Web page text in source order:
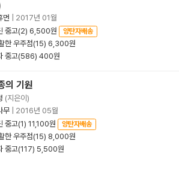
먼
2017년 01월
중고(2) 6,500원
양탄자배송
한 우주점(15) 6,300원
중고(586) 400원
의 기원
(지은이)
무
2016년 05월
중고(1) 11,100원
양탄자배송
한 우주점(15) 8,000원
중고(117) 5,500원